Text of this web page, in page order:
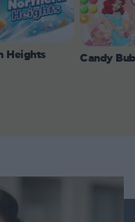
Heights Candy